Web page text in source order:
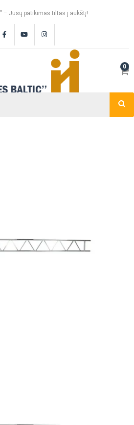
– Jūsų patikimas tiltas į aukštį!
0